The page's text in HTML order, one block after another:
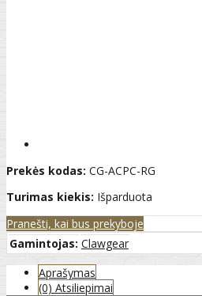
Prekės kodas: CG-ACPC-RG
Turimas kiekis: Išparduota
Pranešti, kai bus prekyboje
Gamintojas: Clawgear
Aprašymas
(0) Atsiliepimai